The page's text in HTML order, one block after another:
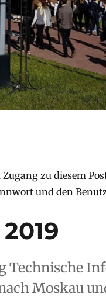
zu diesem
und den
Technische
Moskau